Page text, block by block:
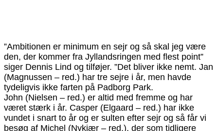
”Ambitionen er minimum en sejr og så skal jeg være
den, der kommer fra Jyllandsringen med flest point”
siger Dennis Lind og tilføjer. ”Det bliver ikke nemt. Jan
(Magnussen – red.) har tre sejre i år, men havde
tydeligvis ikke farten på Padborg Park.
John (Nielsen – red.) er altid med fremme og har
været stærk i år. Casper (Elgaard – red.) har ikke
vundet i snart to år og er sulten efter sejr og så får vi
besøg af Michel (Nykjær – red.), der som tidligere